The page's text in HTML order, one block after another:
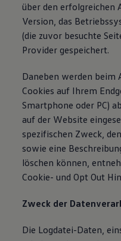
über den erfolgreichen
Version, das
(die zuvor besuchte
Provider gespeichert.
Daneben werden beim
Cookies auf Ihrem
Smartphone oder PC)
auf der Website
spezifischen Zweck,
sowie eine
löschen können,
Cookie- und Opt Out
Zweck der
Die Logdatei-Daten,